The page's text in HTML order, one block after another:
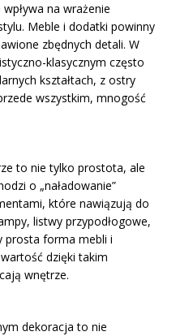
na wrażenie
Meble i dodatki powinny
zbędnych detali. W
klasycznym często
kształtach, z ostry
wszystkim, mnogość
to nie tylko prostota, ale
o „naładowanie”
które nawiązują do
listwy przypodłogowe,
prosta forma mebli i
dzięki takim
wnętrze.
dekoracja to nie